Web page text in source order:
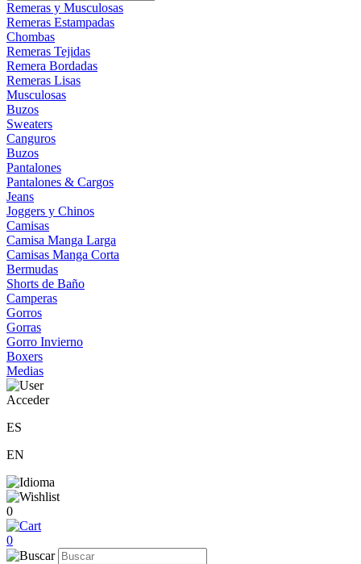
Remeras y Musculosas
Remeras Estampadas
Chombas
Remeras Tejidas
Remera Bordadas
Remeras Lisas
Musculosas
Buzos
Sweaters
Canguros
Buzos
Pantalones
Pantalones & Cargos
Jeans
Joggers y Chinos
Camisas
Camisa Manga Larga
Camisas Manga Corta
Bermudas
Shorts de Baño
Camperas
Gorros
Gorras
Gorro Invierno
Boxers
Medias
Acceder
ES
EN
0
0